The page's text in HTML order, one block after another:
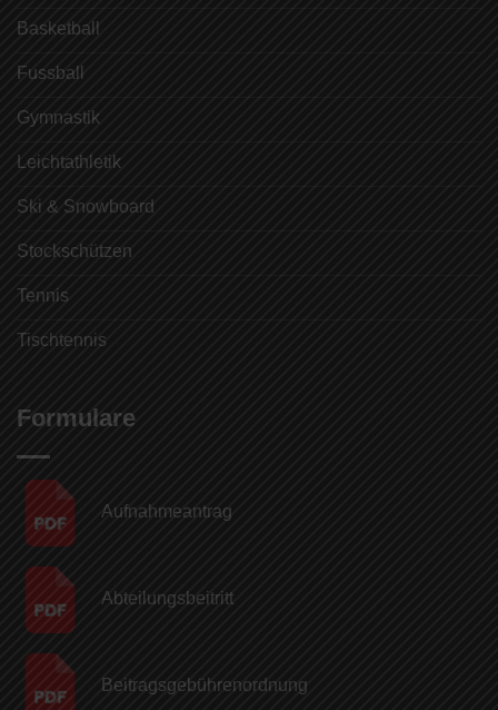
Basketball
Fussball
Gymnastik
Leichtathletik
Ski & Snowboard
Stockschützen
Tennis
Tischtennis
Formulare
Aufnahmeantrag
Abteilungsbeitritt
Beitragsgebühren­ordnung